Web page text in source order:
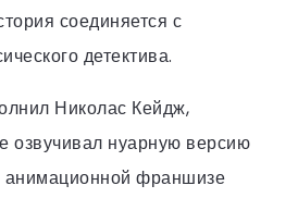
соединяется с
детектива.
Николас Кейдж,
озвучивал нуарную версию
анимационной франшизе